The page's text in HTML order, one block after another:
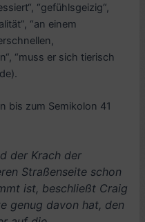
“gefühlsgeizig“,
“an einem
“muss er sich tierisch
bis zum Semikolon 41
der Krach der
Straßenseite schon
ist, beschließt Craig
genug davon hat, den